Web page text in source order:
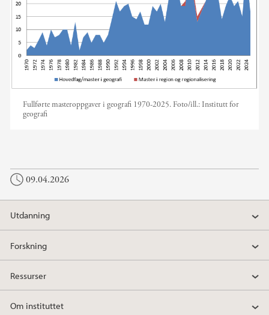
Fullførte masteroppgaver i geografi 1970-2025. Foto/ill.:Institutt for
geografi
09.04.2026
Utdanning
Forskning
Ressurser
Om instituttet